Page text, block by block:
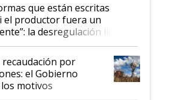
que están escritas
el productor fuera un
la desregulación llegó
Aapresid y hasta se
financiamiento al IPCVA
recaudación por
el Gobierno
motivos